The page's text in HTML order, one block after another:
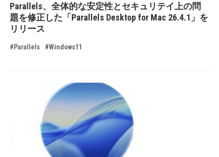
Parallels、全体的な安定性とセキュリテイ上の問
題を修正した「Parallels Desktop for Mac 26.4.1」を
リリース
#Parallels #Windows11